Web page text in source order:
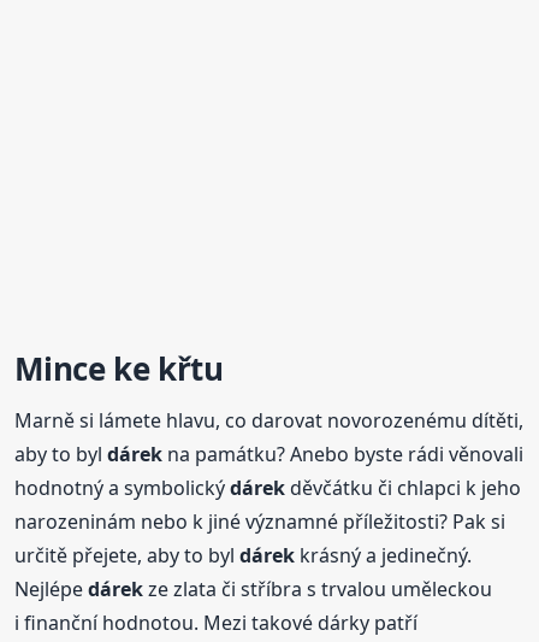
Mince ke křtu
Marně si lámete hlavu, co darovat novorozenému dítěti,
aby to byldárek na památku? Anebo byste rádi věnovali
hodnotný a symbolickýdárekděvčátku či chlapci k jeho
narozeninám nebo k jiné významné příležitosti? Pak si
určitě přejete, aby to byldárek krásný a jedinečný.
Nejlépedárekze zlata či stříbra s trvalou uměleckou
i finanční hodnotou. Mezi takové dárky patří